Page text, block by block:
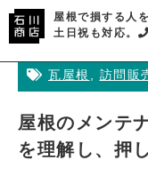
屋根で損する人
土日祝も対応。
瓦屋根 , 訪問販
屋根のメンテ
を理解し、押